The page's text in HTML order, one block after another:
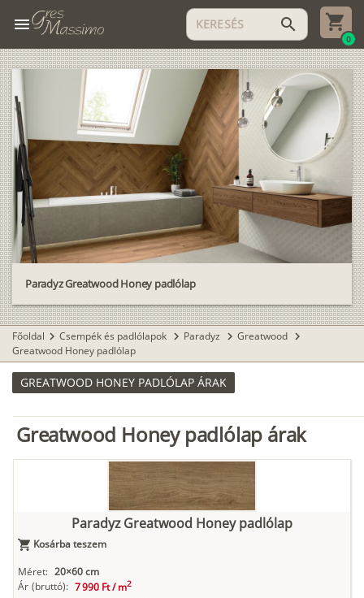
menu search
0
Paradyz Greatwood Honey padlólap
Főoldal chevron_right Csempék és padlólapok chevron_right Paradyz chevron_right Greatwood chevron_right
Greatwood Honey padlólap
GREATWOOD HONEY PADLÓLAP ÁRAK
Greatwood Honey padlólap árak
Paradyz Greatwood Honey padlólap
Kosárba teszem
Méret: 20×60 cm
Ár (bruttó): 7 990 Ft /m2